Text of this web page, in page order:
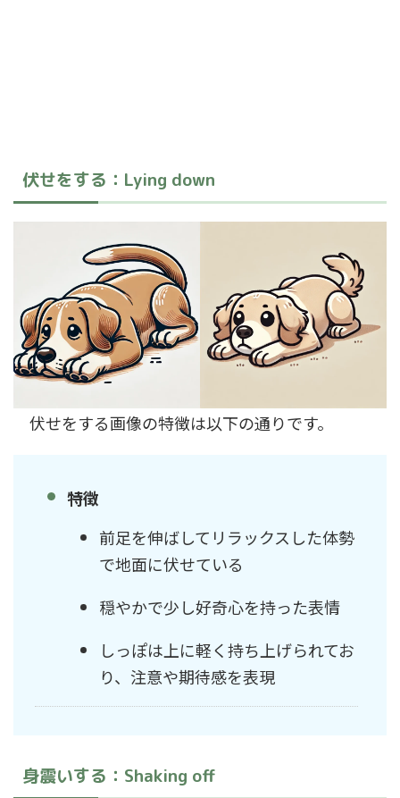
伏せをする：Lying down
伏せをする画像の特徴は以下の通りです。
特徴
前足を伸ばしてリラックスした体勢
で地面に伏せている
穏やかで少し好奇心を持った表情
しっぽは上に軽く持ち上げられてお
り、注意や期待感を表現
身震いする：Shaking off